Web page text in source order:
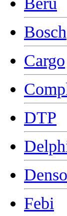
Bosch
Cargo
DTP
Denso
Febi